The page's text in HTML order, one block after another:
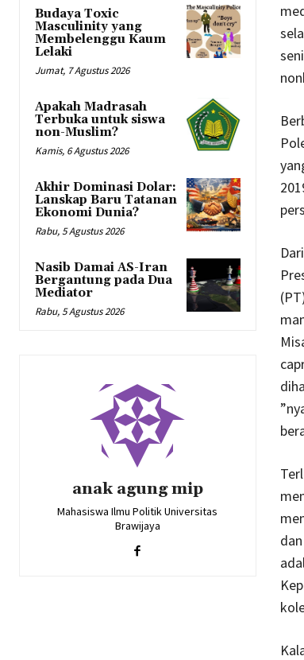
Budaya Toxic
Masculinity yang
Membelenggu Kaum
Lelaki
Jumat, 7 Agustus 2026
Apakah Madrasah
Terbuka untuk siswa
non-Muslim?
Kamis, 6 Agustus 2026
Akhir Dominasi Dolar:
Lanskap Baru Tatanan
Ekonomi Dunia?
Rabu, 5 Agustus 2026
Nasib Damai AS-Iran
Bergantung pada Dua
Mediator
Rabu, 5 Agustus 2026
anak agung mip
Mahasiswa Ilmu Politik Universitas
Brawijaya